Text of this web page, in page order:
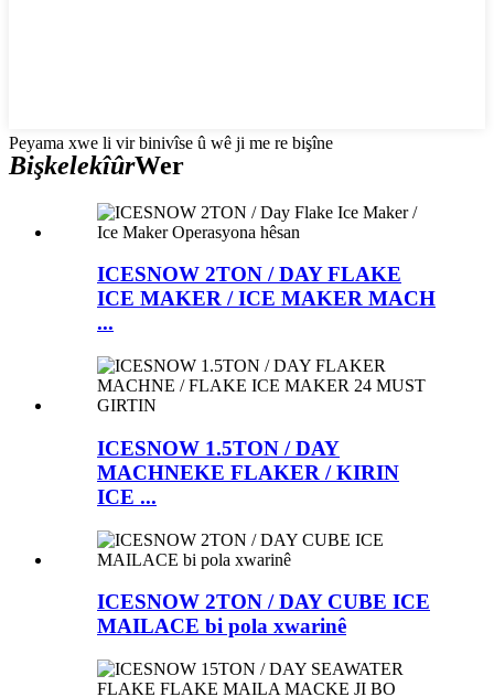
Peyama xwe li vir binivîse û wê ji me re bişîne
BişkelekîûrWer
ICESNOW 2TON / DAY FLAKE
ICE MAKER / ICE MAKER MACH
...
ICESNOW 1.5TON / DAY
MACHNEKE FLAKER / KIRIN
ICE ...
ICESNOW 2TON / DAY CUBE ICE
MAILACE bi pola xwarinê